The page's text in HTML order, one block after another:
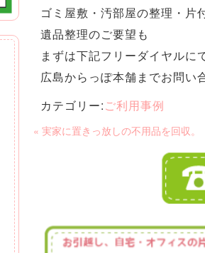
ゴミ屋敷・汚部屋の整理・片
遺品整理のご要望も
まずは下記フリーダイヤルにて
広島からっぽ本舗までお問い
カテゴリー:ご利用事例
« 実家に置きっ放しの不用品を回収。